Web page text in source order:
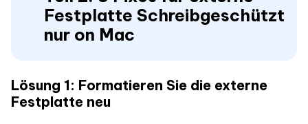
Festplatte Schreibgeschützt
nur on Mac
Lösung 1: Formatieren Sie die externe
Festplatte neu